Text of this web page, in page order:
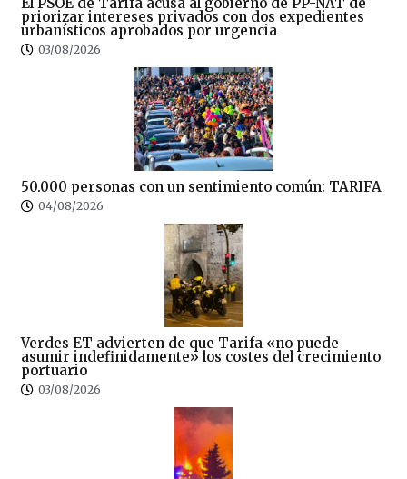
priorizar intereses privados con dos expedientes
urbanísticos aprobados por urgencia
03/08/2026
50.000 personas con un sentimiento común: TARIFA
04/08/2026
Verdes ET advierten de que Tarifa «no puede
asumir indefinidamente» los costes del crecimiento
portuario
03/08/2026